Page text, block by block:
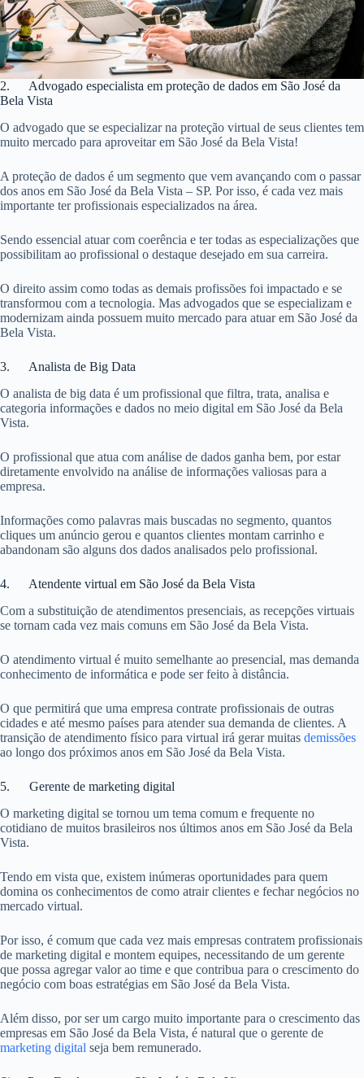
2. Advogado especialista em proteção de dados em São José da
Bela Vista
O advogado que se especializar na proteção virtual de seus clientes tem
muito mercado para aproveitar em São José da Bela Vista!
A proteção de dados é um segmento que vem avançando com o passar
dos anos em São José da Bela Vista – SP. Por isso, é cada vez mais
importante ter profissionais especializados na área.
Sendo essencial atuar com coerência e ter todas as especializações que
possibilitam ao profissional o destaque desejado em sua carreira.
O direito assim como todas as demais profissões foi impactado e se
transformou com a tecnologia. Mas advogados que se especializam e
modernizam ainda possuem muito mercado para atuar em São José da
Bela Vista.
3. Analista de Big Data
O analista de big data é um profissional que filtra, trata, analisa e
categoria informações e dados no meio digital em São José da Bela
Vista.
O profissional que atua com análise de dados ganha bem, por estar
diretamente envolvido na análise de informações valiosas para a
empresa.
Informações como palavras mais buscadas no segmento, quantos
cliques um anúncio gerou e quantos clientes montam carrinho e
abandonam são alguns dos dados analisados pelo profissional.
4. Atendente virtual em São José da Bela Vista
Com a substituição de atendimentos presenciais, as recepções virtuais
se tornam cada vez mais comuns em São José da Bela Vista.
O atendimento virtual é muito semelhante ao presencial, mas demanda
conhecimento de informática e pode ser feito à distância.
O que permitirá que uma empresa contrate profissionais de outras
cidades e até mesmo países para atender sua demanda de clientes. A
transição de atendimento físico para virtual irá gerar muitas demissões
ao longo dos próximos anos em São José da Bela Vista.
5. Gerente de marketing digital
O marketing digital se tornou um tema comum e frequente no
cotidiano de muitos brasileiros nos últimos anos em São José da Bela
Vista.
Tendo em vista que, existem inúmeras oportunidades para quem
domina os conhecimentos de como atrair clientes e fechar negócios no
mercado virtual.
Por isso, é comum que cada vez mais empresas contratem profissionais
de marketing digital e montem equipes, necessitando de um gerente
que possa agregar valor ao time e que contribua para o crescimento do
negócio com boas estratégias em São José da Bela Vista.
Além disso, por ser um cargo muito importante para o crescimento das
empresas em São José da Bela Vista, é natural que o gerente de
marketing digital seja bem remunerado.